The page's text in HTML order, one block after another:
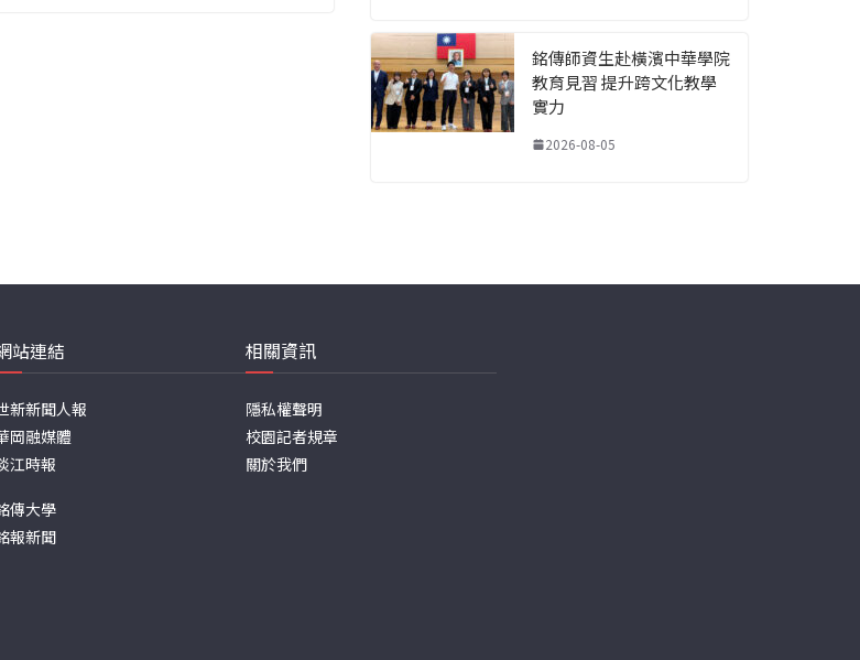
銘傳師資生赴橫濱中華學院
教育見習 提升跨文化教學
實力
2026-08-05
站連結
新新聞人報
岡融媒體
江時報
傳大學
報新聞
相關資訊
隱私權聲明
校園記者規章
關於我們